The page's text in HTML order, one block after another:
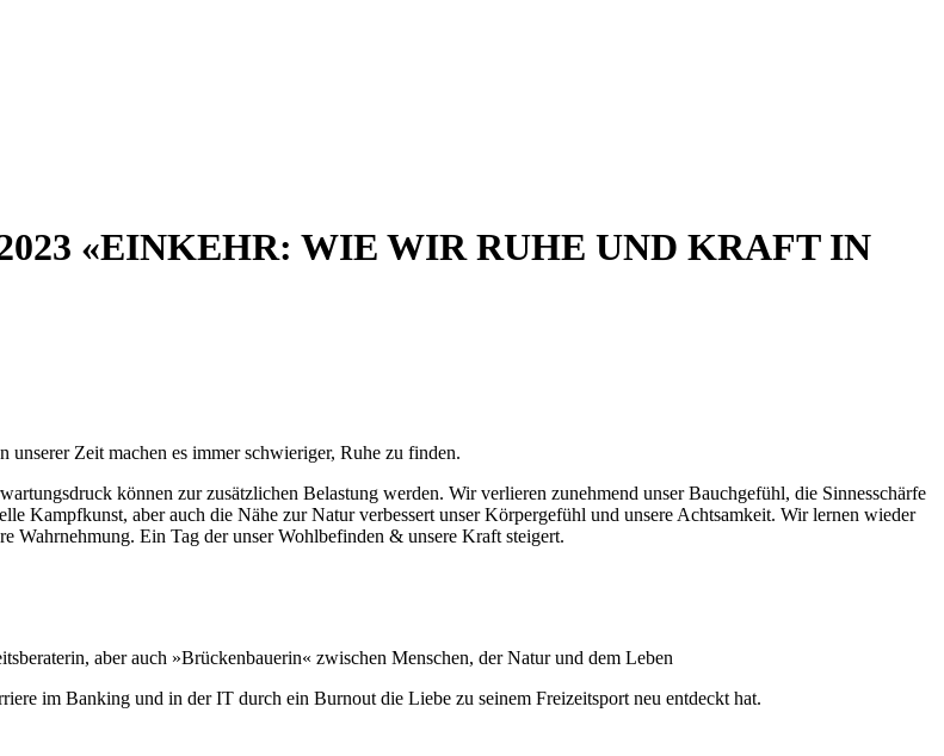
«EINKEHR: WIE WIR RUHE UND KRAFT IN
Zeit machen es immer schwieriger, Ruhe zu finden.
können zur zusätzlichen Belastung werden. Wir verlieren zunehmend unser Bauchgefühl, die Sinnesschärfe
Kampfkunst, aber auch die Nähe zur Natur verbessert unser Körpergefühl und unsere Achtsamkeit. Wir lernen wieder
Wahrnehmung. Ein Tag der unser Wohlbefinden & unsere Kraft steigert.
aber auch »Brückenbauerin« zwischen Menschen, der Natur und dem Leben
im Banking und in der IT durch ein Burnout die Liebe zu seinem Freizeitsport neu entdeckt hat.